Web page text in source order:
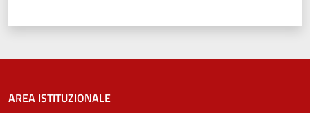
AREA ISTITUZIONALE